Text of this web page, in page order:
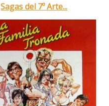
Sagas del 7º Arte...